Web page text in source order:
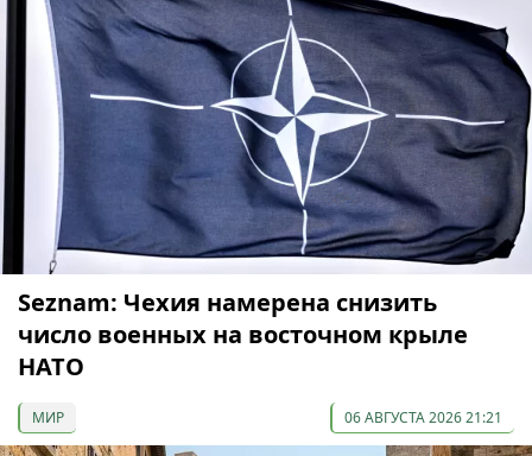
Seznam: Чехия намерена снизить
число военных на восточном крыле
НАТО
МИР 06 АВГУСТА 2026 21:21